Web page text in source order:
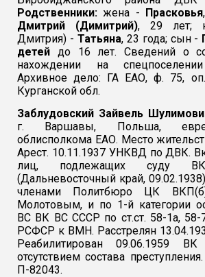
Родственники:жена - Прасковья
Дмитрий (Димитрий), 29 лет;
Дмитрия) - Татьяна, 23 года; сын -
детей до 16 лет. Сведений о
нахождении на
Архивное дело: ГА ЕАО, ф. 75,
Курганской обл.
Заблудовский Зайвель
г. Варшавы, Польша,
облисполкома ЕАО. Место
Арест. 10.11.1937 УНКВД по ДВК.
лиц, подлежащих суду
(Дальневосточный край,
членами Политбюро ЦК
Молотовым, и по 1-й категории
ВС ВК ВС СССР по ст.ст. 58-1а, 58-
РСФСР к ВМН. Расстрелян
Реабилитирован 09.06.1959
отсутствием состава
П-82043.